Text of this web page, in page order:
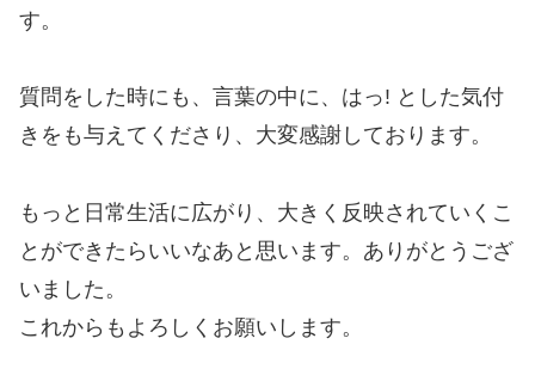
す。
質問をした時にも、言葉の中に、はっ! とした気付
きをも与えてくださり、大変感謝しております。
もっと日常生活に広がり、大きく反映されていくこ
とができたらいいなあと思います。ありがとうござ
いました。
これからもよろしくお願いします。